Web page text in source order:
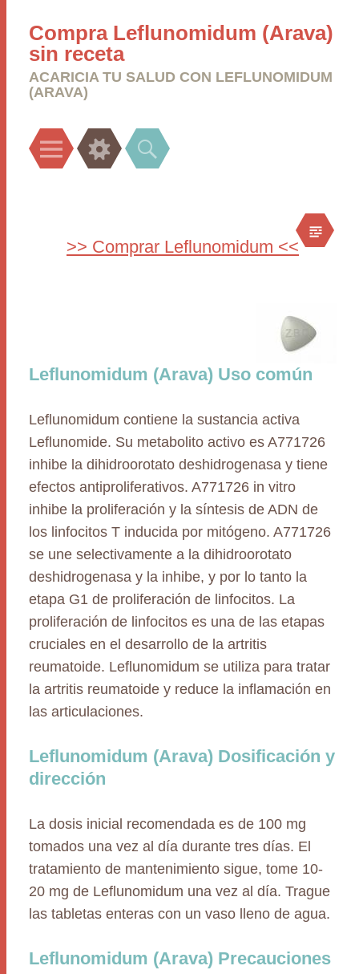
Compra Leflunomidum (Arava)
sin receta
ACARICIA TU SALUD CON LEFLUNOMIDUM
(ARAVA)
Menu Widgets Search
>> Comprar Leflunomidum <<
Leflunomidum (Arava) Uso común
Leflunomidum contiene la sustancia activa
Leflunomide. Su metabolito activo es A771726
inhibe la dihidroorotato deshidrogenasa y tiene
efectos antiproliferativos. A771726 in vitro
inhibe la proliferación y la síntesis de ADN de
los linfocitos T inducida por mitógeno. A771726
se une selectivamente a la dihidroorotato
deshidrogenasa y la inhibe, y por lo tanto la
etapa G1 de proliferación de linfocitos. La
proliferación de linfocitos es una de las etapas
cruciales en el desarrollo de la artritis
reumatoide. Leflunomidum se utiliza para tratar
la artritis reumatoide y reduce la inflamación en
las articulaciones.
Leflunomidum (Arava) Dosificación y
dirección
La dosis inicial recomendada es de 100 mg
tomados una vez al día durante tres días. El
tratamiento de mantenimiento sigue, tome 10-
20 mg de Leflunomidum una vez al día. Trague
las tabletas enteras con un vaso lleno de agua.
Leflunomidum (Arava) Precauciones